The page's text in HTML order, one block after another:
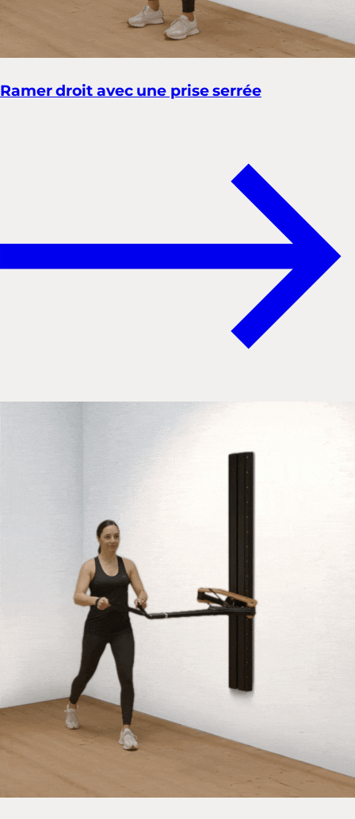
Ramer droit avec une prise serrée